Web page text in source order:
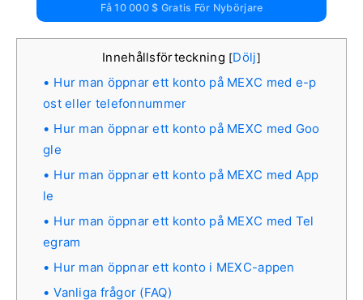
Få 10 000 $ Gratis För Nybörjare
Innehållsförteckning [Dölj]
Hur man öppnar ett konto på MEXC med e-p
ost eller telefonnummer
Hur man öppnar ett konto på MEXC med Goo
gle
Hur man öppnar ett konto på MEXC med App
le
Hur man öppnar ett konto på MEXC med Tel
egram
Hur man öppnar ett konto i MEXC-appen
Vanliga frågor (FAQ)